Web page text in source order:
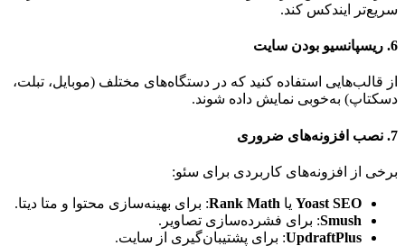
سریع‌تر ایندکس کند.
6. ریسپانسیو بودن سایت
از قالب‌هایی استفاده کنید که در دستگاه‌های مختلف (موبایل، تبلت،
دسکتاپ) به‌خوبی نمایش داده شوند.
7. نصب افزونه‌های ضروری
برخی از افزونه‌های کاربردی برای سئو:
Yoast SEO یا Rank Math: برای بهینه‌سازی محتوا و متا دیتا.
Smush: برای فشرده‌سازی تصاویر.
UpdraftPlus: برای پشتیبان‌گیری از سایت.